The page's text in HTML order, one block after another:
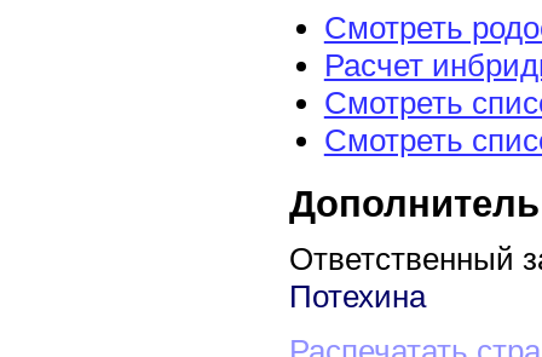
Смотреть
Расчет
Смотреть
Смотреть
Ответственный
Потехина